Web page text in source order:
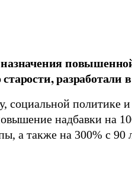
разработали
социальной политике
надбавки на
а также на 300% с 90